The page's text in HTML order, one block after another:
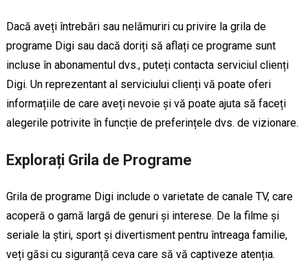
Dacă aveți întrebări sau nelămuriri cu privire la grila de
programe Digi sau dacă doriți să aflați ce programe sunt
incluse în abonamentul dvs., puteți contacta serviciul clienți
Digi. Un reprezentant al serviciului clienți vă poate oferi
informațiile de care aveți nevoie și vă poate ajuta să faceți
alegerile potrivite în funcție de preferințele dvs. de vizionare.
Explorați Grila de Programe
Grila de programe Digi include o varietate de canale TV, care
acoperă o gamă largă de genuri și interese. De la filme și
seriale la știri, sport și divertisment pentru întreaga familie,
veți găsi cu siguranță ceva care să vă captiveze atenția.